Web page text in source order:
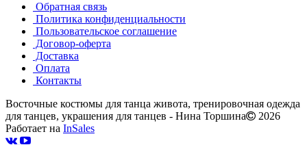
Обратная связь
Политика конфиденциальности
Пользовательское соглашение
Договор-оферта
Доставка
Оплата
Контакты
Восточные костюмы для танца живота, тренировочная одежда
для танцев, украшения для танцев - Нина Торшина
2026
Работает на InSales